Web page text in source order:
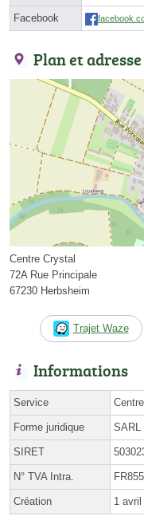
Facebook
Plan et adresse
Centre Crystal
72A Rue Principale
67230 Herbsheim
Trajet Waze
Informations
Service
Forme juridique SARL
SIRET
N° TVA Intra.
Création 1 avril